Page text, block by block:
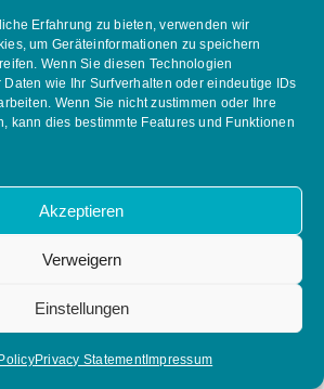
Erfahrung zu bieten, verwenden wir
um Geräteinformationen zu speichern
Wenn Sie diesen Technologien
wie Ihr Surfverhalten oder eindeutige IDs
Wenn Sie nicht zustimmen oder Ihre
kann dies bestimmte Features und Funktionen
Akzeptieren
Verweigern
Einstellungen
Privacy StatementImpressum
der CFD-
Analyse zur
der Regelhähne.